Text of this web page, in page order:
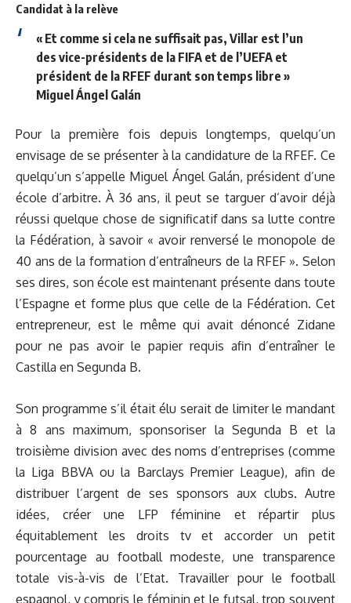
Candidat à la relève
« Et comme si cela ne suffisait pas, Villar est l’un
des vice-présidents de la FIFA et de l’UEFA et
président de la RFEF durant son temps libre »
Miguel Ángel Galán
Pour la première fois depuis longtemps, quelqu’un
envisage de se présenter à la candidature de la RFEF. Ce
quelqu’un s’appelle Miguel Ángel Galán, président d’une
école d’arbitre. À 36 ans, il peut se targuer d’avoir déjà
réussi quelque chose de significatif dans sa lutte contre
la Fédération, à savoir « avoir renversé le monopole de
40 ans de la formation d’entraîneurs de la RFEF ». Selon
ses dires, son école est maintenant présente dans toute
l’Espagne et forme plus que celle de la Fédération. Cet
entrepreneur, est le même qui avait dénoncé Zidane
pour ne pas avoir le papier requis afin d’entraîner le
Castilla en Segunda B.
Son programme s’il était élu serait de limiter le mandant
à 8 ans maximum, sponsoriser la Segunda B et la
troisième division avec des noms d’entreprises (comme
la Liga BBVA ou la Barclays Premier League), afin de
distribuer l’argent de ses sponsors aux clubs. Autre
idées, créer une LFP féminine et répartir plus
équitablement les droits tv et accorder un petit
pourcentage au football modeste, une transparence
totale vis-à-vis de l’Etat. Travailler pour le football
espagnol, y compris le féminin et le futsal, trop souvent